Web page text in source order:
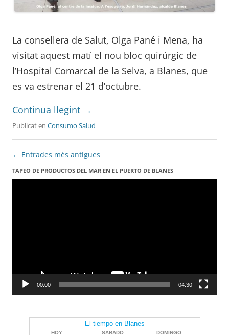
La consellera de Salut, Olga Pané i Mena, ha
visitat aquest matí el nou bloc quirúrgic de
l’Hospital Comarcal de la Selva, a Blanes, que
es va estrenar el 21 d’octubre.
Continua llegint →
Publicat en Consumo Salud
Navegació
per
← Entrades més antigues
TAPEO DE PRODUCTOS DEL MAR EN EL PUERTO DE BLANES
Reproductor
00:00 04:30